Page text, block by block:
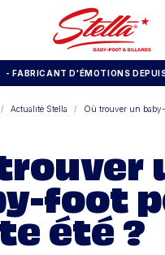
- FABRICANT D'ÉMOTIONS
Actualité Stella Où trouver un baby-
foot
été ?